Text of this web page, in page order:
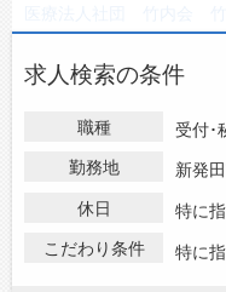
転職支援サービスについて
転職ノウハウ(応募書類の
ジョブズゴーについて
会社概要
医療法人社団 竹内会
ふと子ども ツインスマ
期等ご希望の条件で絞り
新潟県新発田市の地域密
は新潟県新発田市の求人
社員の求人は5件、 派遣社
の求人は0件です。
第二新卒から50代・60
新発田市で受付･秘書の
興味のある職種に応募し
求人検索の条件
職種
受付･
勤務地
新発
休日
特に
こだわり条件
特に